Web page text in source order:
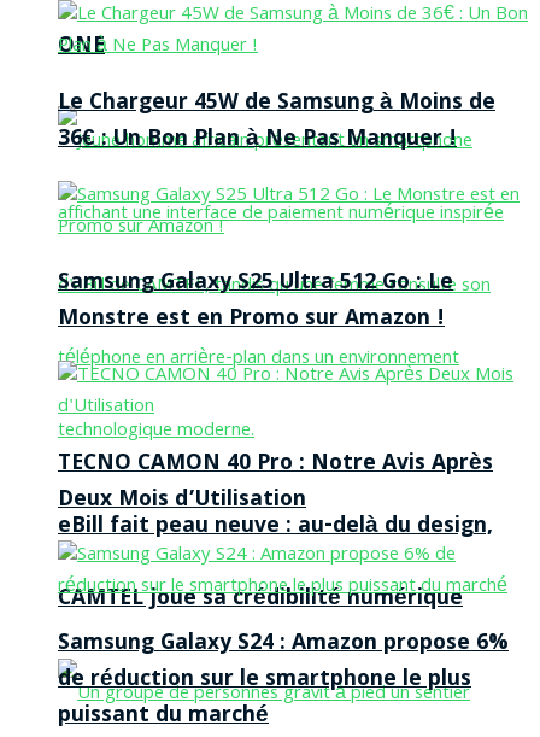
ONE
eBill fait peau neuve : au-delà du design,
CAMTEL joue sa crédibilité numérique
Le Chargeur 45W de Samsung à Moins de
36€ : Un Bon Plan à Ne Pas Manquer !
Samsung Galaxy S25 Ultra 512 Go : Le
Monstre est en Promo sur Amazon !
TECNO CAMON 40 Pro : Notre Avis Après
Deux Mois d’Utilisation
Samsung Galaxy S24 : Amazon propose 6%
de réduction sur le smartphone le plus
puissant du marché